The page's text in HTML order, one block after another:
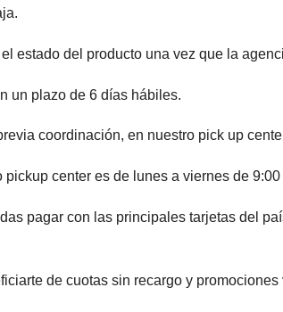
estado del producto una vez que la
un plazo de 6 días hábiles.
coordinación, en nuestro pick up
center es de lunes a viernes de
pagar con las principales tarjetas del
de cuotas sin recargo y